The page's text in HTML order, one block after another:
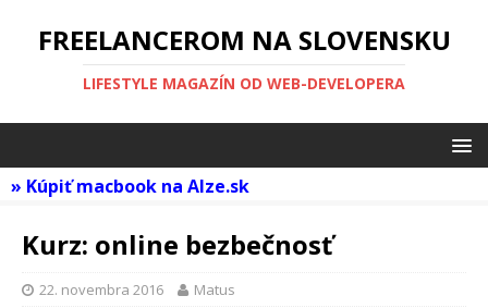
FREELANCEROM NA SLOVENSKU
LIFESTYLE MAGAZÍN OD WEB-DEVELOPERA
» Kúpiť macbook na Alze.sk
Kurz: online bezbečnosť
22. novembra 2016 Matus